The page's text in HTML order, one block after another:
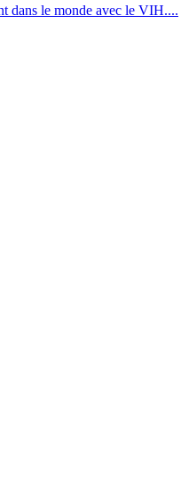
dans le monde avec le VIH....